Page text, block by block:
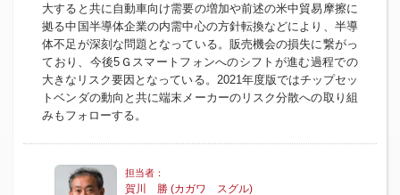
大すると共に自動車向け需要の増加や前述の米中貿易摩擦に
拠る中国半導体企業の内需中心の方針転換などにより、半導
体不足が深刻な問題となっている。販売機会の損失に繋がっ
ており、今後5Ｇスマートフォンへのシフトが進む過程での
大きなリスク要因となっている。2021年度版ではチップセッ
トベンダの動向と共に端末メーカーのリスク分散への取り組
みもフォローする。
賀川 勝 (カガワ スグル)